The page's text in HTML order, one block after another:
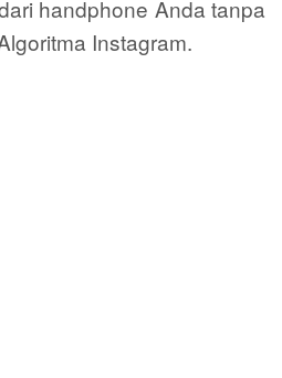
handphone Anda tanpa
Instagram.